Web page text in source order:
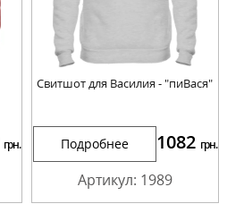
грн.
Свитшот для Василия - "пиВася"
Подробнее 1082 грн.
Артикул: 1989